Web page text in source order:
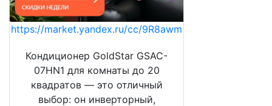
https://market.yandex.ru/cc/9R8awm
Кондиционер GoldStar GSAC-
07HN1 для комнаты до 20
квадратов — это отличный
выбор: он инверторный,